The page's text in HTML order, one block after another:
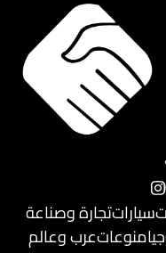
سياراتتجارة وصناعة
منوعاتعرب وعالم